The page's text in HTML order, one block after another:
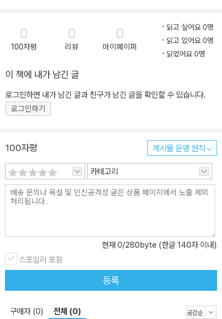
일이 없었습니다. 요즘 같은 디지털 시대에, 종이에 글씨를 쓰는 일이
과연 얼마나 있을까요? 뭔가 재빨리 기록해야 할 때는 스마트폰의 메
모 기능을 쓰거나 나아가 사진으로 찍어 두면 될 일인걸요. 종이와 펜
빨리, 몇 배 많이 저장할 수 있습니다. 아마 그래서 요즘 사람들이 필
사를 생각하나 봅니다. 디지털은 우리의 생활을 편리하게 하는 대신
손끝의 감각을 둔하게 하는 게 아닐까 짐작해 봅니다. 편하지만 단조
롭죠. 여행 사진을 백 번 본들, 내가 그 자리에서 직접 보는 것만 못합
점 소중해지는 시절이 도래한 걸지도 모르겠습니다. 커피를 편리하게
만들어 주는 캡슐커피도 있고 에스프레소 머신도 있는데 한사코 드립
커피를 고집하는 이들이 있는 것처럼요. 시간도 더 오래 걸리고 맛도
일정하지 않은데, 만드는 과정의 손맛이 즐겁고 일정하지 않은 맛이
오히려 흥미를 돋웁니다. 실수를 하기도 하고, 맛이 없어 울상을 짓기
는데 만년필을 대체 어디에 쓸까요? 하지만 틈틈이 손을 대 보니 매
력이 있었습니다. 어떻게든 더 만지고 써 보고 싶어졌는데, 도리가 없
었어요. 그럼 뭔가 써 보자. 우선 다이어리부터 시작했습니다. 필사는
은 이들을 위한 안내서입니다. 손글씨의 재미가 막 느껴졌는데 그다
0
100자평
0
리뷰
0
마이페이퍼
읽고 싶어요 0명
읽고 있어요 0명
읽었어요 0명
이 책에 내가 남긴 글
로그인하면 내가 남긴 글과 친구가 남긴 글을 확인할 수 있습니다.
로그인하기
100자평 게시물 운영 원칙
카테고리
현재 0/280byte (한글 140자 이내)
스포일러 포함
등록
구매자 (0) 전체 (0)